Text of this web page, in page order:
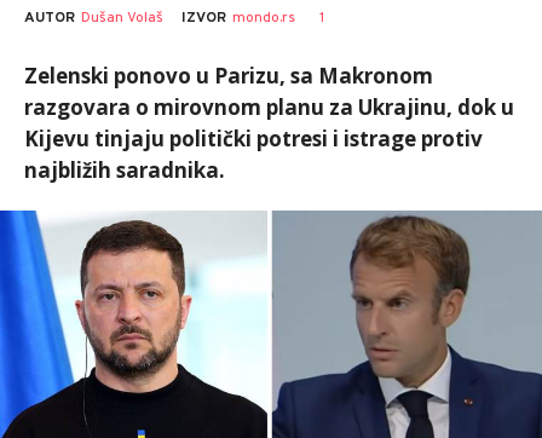
AUTOR Dušan Volaš IZVOR mondo.rs 1
Zelenski ponovo u Parizu, sa Makronom
razgovara o mirovnom planu za Ukrajinu, dok u
Kijevu tinjaju politički potresi i istrage protiv
najbližih saradnika.